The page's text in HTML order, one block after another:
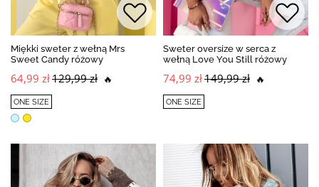
Miękki sweter z wełną Mrs
Sweet Candy różowy
64,99 zł129,99 zł 🔥
ONE SIZE
Sweter oversize w serca z
wełną Love You Still różowy
74,99 zł149,99 zł 🔥
ONE SIZE